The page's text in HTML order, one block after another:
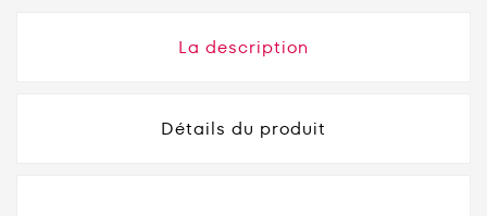
La description
Détails du produit